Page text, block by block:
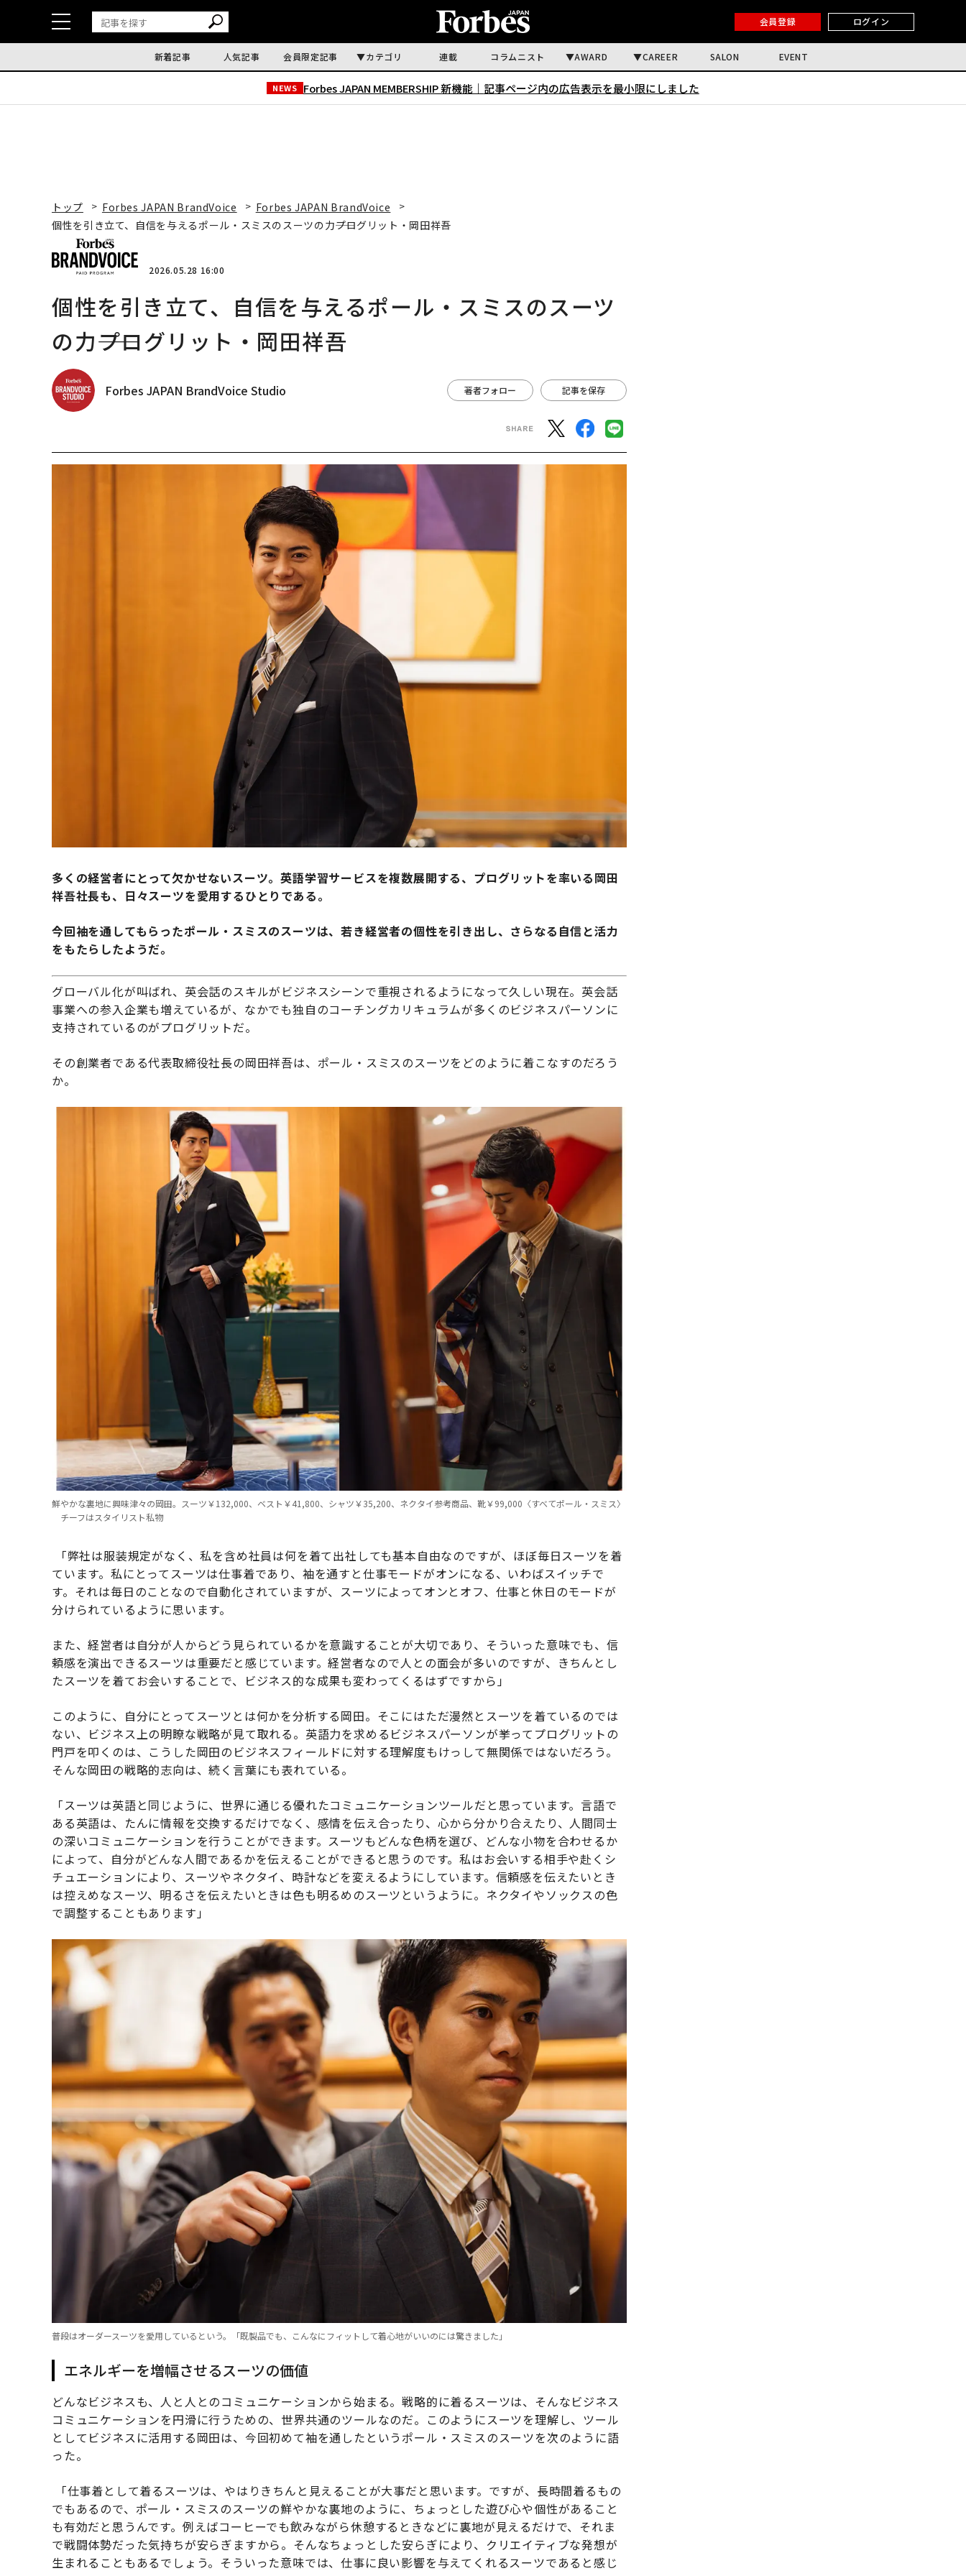
会員登録 ログイン
新着記事 人気記事 会員限定記事 カテゴリ 連載 コラムニスト AWARD CAREER SALON EVENT
NEWS Forbes JAPAN MEMBERSHIP 新機能｜ 記事ページ内の広告表示を最小限にしました
トップ Forbes JAPAN BrandVoice
Forbes JAPAN BrandVoice
個性を引き立て、自信を与えるポール・スミスのスーツの力――プログリット・岡田祥吾
2026.05.28 16:00
個性を引き立て、自信を与えるポール・スミスのスーツ
の力――プログリット・岡田祥吾
Forbes JAPAN BrandVoice Studio 著者フォロー 記事を保存
多くの経営者にとって欠かせないスーツ。英語学習サービスを複数展開する、プログリットを率いる岡田
祥吾社長も、日々スーツを愛用するひとりである。
今回袖を通してもらったポール・スミスのスーツは、若き経営者の個性を引き出し、さらなる自信と活力
をもたらしたようだ。
グローバル化が叫ばれ、英会話のスキルがビジネスシーンで重視されるようになって久しい現在。英会話
事業への参入企業も増えているが、なかでも独自のコーチングカリキュラムが多くのビジネスパーソンに
支持されているのがプログリットだ。
その創業者である代表取締役社長の岡田祥吾は、ポール・スミスのスーツをどのように着こなすのだろう
か。
鮮やかな裏地に興味津々の岡田。スーツ￥132,000、ベスト￥41,800、シャツ￥35,200、ネクタイ参考商品、靴￥99,000〈すべてポール・スミス〉
チーフはスタイリスト私物
「弊社は服装規定がなく、私を含め社員は何を着て出社しても基本自由なのですが、ほぼ毎日スーツを着
ています。私にとってスーツは仕事着であり、袖を通すと仕事モードがオンになる、いわばスイッチで
す。それは毎日のことなので自動化されていますが、スーツによってオンとオフ、仕事と休日のモードが
分けられているように思います。
また、経営者は自分が人からどう見られているかを意識することが大切であり、そういった意味でも、信
頼感を演出できるスーツは重要だと感じています。経営者なので人との面会が多いのですが、きちんとし
たスーツを着てお会いすることで、ビジネス的な成果も変わってくるはずですから」
このように、自分にとってスーツとは何かを分析する岡田。そこにはただ漫然とスーツを着ているのでは
ない、ビジネス上の明瞭な戦略が見て取れる。英語力を求めるビジネスパーソンが挙ってプログリットの
門戸を叩くのは、こうした岡田のビジネスフィールドに対する理解度もけっして無関係ではないだろう。
そんな岡田の戦略的志向は、続く言葉にも表れている。
「スーツは英語と同じように、世界に通じる優れたコミュニケーションツールだと思っています。言語で
ある英語は、たんに情報を交換するだけでなく、感情を伝え合ったり、心から分かり合えたり、人間同士
の深いコミュニケーションを行うことができます。スーツもどんな色柄を選び、どんな小物を合わせるか
によって、自分がどんな人間であるかを伝えることができると思うのです。私はお会いする相手や赴くシ
チュエーションにより、スーツやネクタイ、時計などを変えるようにしています。信頼感を伝えたいとき
は控えめなスーツ、明るさを伝えたいときは色も明るめのスーツというように。ネクタイやソックスの色
で調整することもあります」
普段はオーダースーツを愛用しているという。「既製品でも、こんなにフィットして着心地がいいのには驚きました」
エネルギーを増幅させるスーツの価値
どんなビジネスも、人と人とのコミュニケーションから始まる。戦略的に着るスーツは、そんなビジネス
コミュニケーションを円滑に行うための、世界共通のツールなのだ。このようにスーツを理解し、ツール
としてビジネスに活用する岡田は、今回初めて袖を通したというポール・スミスのスーツを次のように語
った。
「仕事着として着るスーツは、やはりきちんと見えることが大事だと思います。ですが、長時間着るもの
でもあるので、ポール・スミスのスーツの鮮やかな裏地のように、ちょっとした遊び心や個性があること
も有効だと思うんです。例えばコーヒーでも飲みながら休憩するときなどに裏地が見えるだけで、それま
で戦闘体勢だった気持ちが安らぎますから。そんなちょっとした安らぎにより、クリエイティブな発想が
生まれることもあるでしょう。そういった意味では、仕事に良い影響を与えてくれるスーツであると感じ